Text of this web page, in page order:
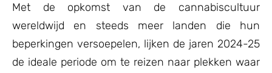
Met de opkomst van de cannabiscultuur
wereldwijd en steeds meer landen die hun
beperkingen versoepelen, lijken de jaren 2024-25
de ideale periode om te reizen naar plekken waar